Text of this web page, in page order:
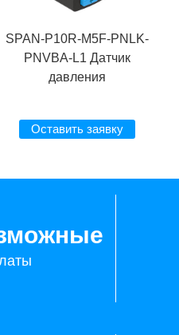
SPAN-P10R-M5F-PNLK-
PNVBA-L1 Датчик
давления
Оставить заявку